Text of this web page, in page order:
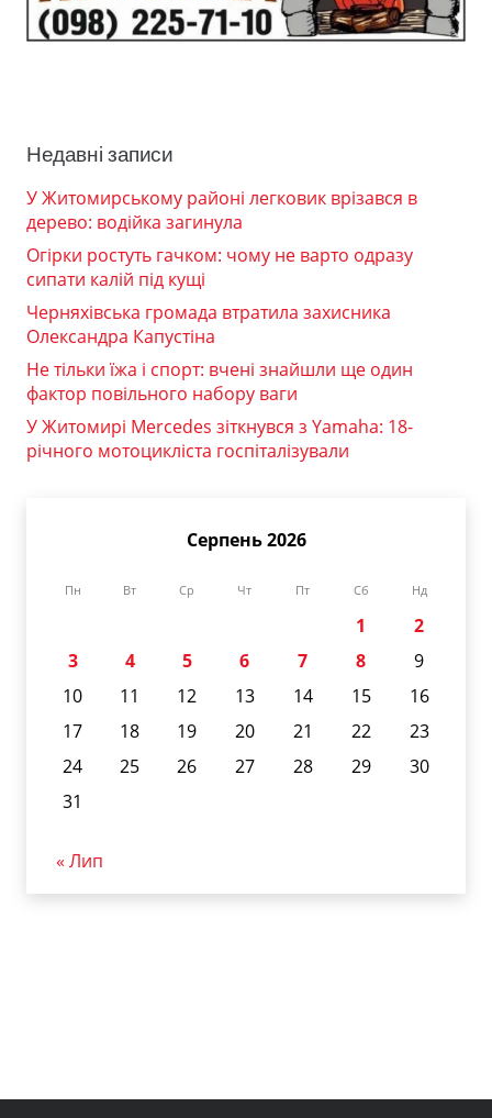
Недавні записи
У Житомирському районі легковик врізався в
дерево: водійка загинула
Огірки ростуть гачком: чому не варто одразу
сипати калій під кущі
Черняхівська громада втратила захисника
Олександра Капустіна
Не тільки їжа і спорт: вчені знайшли ще один
фактор повільного набору ваги
У Житомирі Mercedes зіткнувся з Yamaha: 18-
річного мотоцикліста госпіталізували
Серпень 2026
Пн Вт Ср Чт Пт Сб Нд
1
2
3
4 5 6 7 8
9
10
11 12 13 14 15
16
17
18 19 20 21 22
23
24
25 26 27 28 29
30
31
« Лип